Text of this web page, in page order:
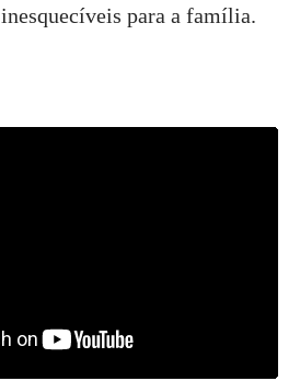
para a família.